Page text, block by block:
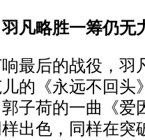
略胜一筹仍无
后的战役，羽
的《永远不回头
子荷的一曲《爱
出色，同样在突